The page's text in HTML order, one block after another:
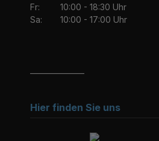
Fr:
10:00 - 18:30 Uhr
Sa:
10:00 - 17:00 Uhr
Hier finden Sie uns